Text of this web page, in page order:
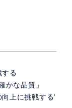
る
な品質」
上に挑戦する’